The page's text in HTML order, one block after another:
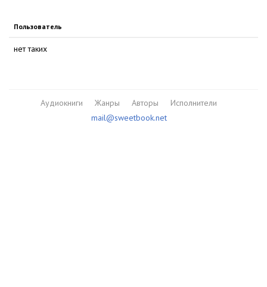
Пользователь
нет таких
Аудиокниги Жанры Авторы
Исполнители
mail@sweetbook.net